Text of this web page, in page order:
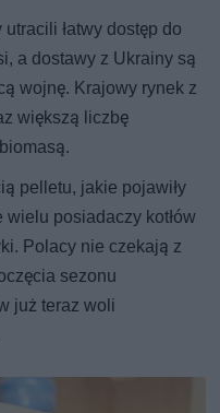
łatwy dostęp do
a dostawy z Ukrainy są
wojnę. Krajowy rynek z
większą liczbę
pelletu, jakie pojawiły
wielu posiadaczy kotłów
Polacy nie czekają z
sezonu
już teraz woli